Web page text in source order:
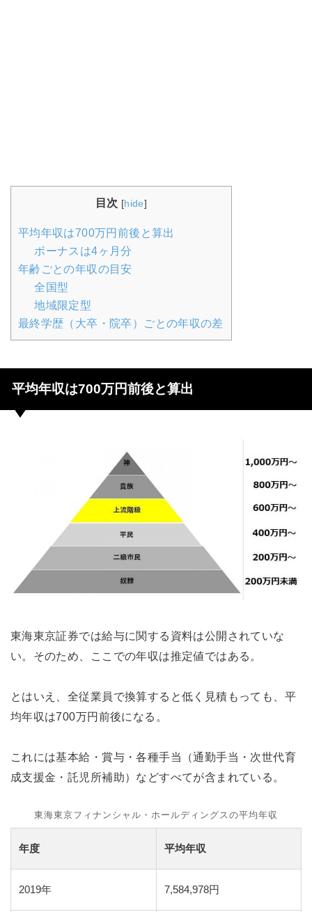
目次 [hide]
平均年収は700万円前後と算出
ボーナスは4ヶ月分
年齢ごとの年収の目安
全国型
地域限定型
最終学歴（大卒・院卒）ごとの年収の差
平均年収は700万円前後と算出
東海東京証券では給与に関する資料は公開されていな
い。そのため、ここでの年収は推定値ではある。
とはいえ、全従業員で換算すると低く見積もっても、平
均年収は700万円前後になる。
これには基本給・賞与・各種手当（通勤手当・次世代育
成支援金・託児所補助）などすべてが含まれている。
東海東京フィナンシャル・ホールディングスの平均年収
年度 平均年収
2019年 7,584,978円